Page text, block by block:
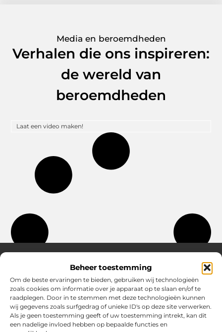
Beheer toestemming
Om de beste ervaringen te bieden, gebruiken wij technologieën
zoals cookies om informatie over je apparaat op te slaan en/of te
raadplegen. Door in te stemmen met deze technologieën kunnen
wij gegevens zoals surfgedrag of unieke ID's op deze site verwerken.
Als je geen toestemming geeft of uw toestemming intrekt, kan dit
een nadelige invloed hebben op bepaalde functies en
Media en beroemdheden
Verhalen die ons inspireren:
de wereld van
beroemdheden
Laat een video maken!
Over Hostingplaneet
Jouw bron voor inspiratie en praktische tips voor het
dagelijks leven.
Verken een uitgebreide collectie blogs en artikelen boordevol
waardevolle adviezen en verrassende inzichten om elke dag
optimaal te benutten.